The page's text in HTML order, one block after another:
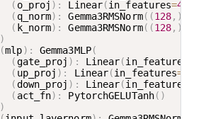
( o_proj ) : Linear(in_features=4096
( q_norm) : Gemma3RMSNorm( (128, )
( k_norm) : Gemma3RMSNorm( (128, )
)
(mlp) : Gemma3MLP(
(gate_proj ) : Linear(in_features
( up_proj ) : Linear(in_features=
(down_proj ) : Linear(in_features
( act_fn) : PytorchGELUTanh( )
)